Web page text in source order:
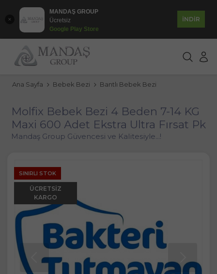
MANDAŞ GROUP
Ücretsiz
Google Play Store
İNDİR
Ana Sayfa Bebek Bezi Bantlı Bebek Bezi
Molfix Bebek Bezi 4 Beden 7-14 KG
Maxi 600 Adet Ekstra Ultra Fırsat Pk
Mandaş Group Güvencesi ve Kalitesiyle...!
SINIRLI STOK
ÜCRETSIZ
KARGO